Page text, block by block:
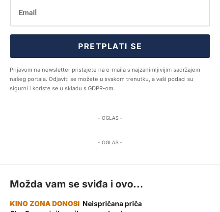
PRETPLATI SE
Prijavom na newsletter pristajete na e-maila s najzanimljivijim sadržajem
našeg portala. Odjaviti se možete u svakom trenutku, a vaši podaci su
sigurni i koriste se u skladu s GDPR-om.
- OGLAS -
- OGLAS -
Možda vam se sviđa i ovo...
Neispričana priča